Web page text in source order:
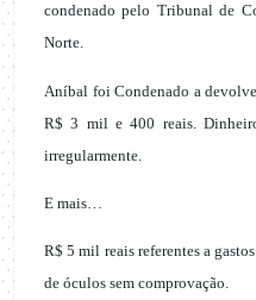
condenado pelo Tribunal de
Norte.
Aníbal foi Condenado a
R$ 3 mil e 400 reais.
irregularmente.
E mais…
R$ 5 mil reais referentes a
de óculos sem comprovação.